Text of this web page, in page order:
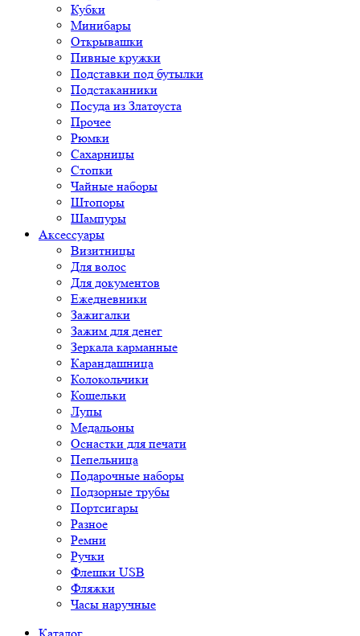
Кубки
Минибары
Открывашки
Пивные кружки
Подставки под бутылки
Подстаканники
Посуда из Златоуста
Прочее
Рюмки
Сахарницы
Стопки
Чайные наборы
Штопоры
Шампуры
Аксессуары
Визитницы
Для волос
Для документов
Ежедневники
Зажигалки
Зажим для денег
Зеркала карманные
Карандашница
Колокольчики
Кошельки
Лупы
Медальоны
Оснастки для печати
Пепельница
Подарочные наборы
Подзорные трубы
Портсигары
Разное
Ремни
Ручки
Флешки USB
Фляжки
Часы наручные